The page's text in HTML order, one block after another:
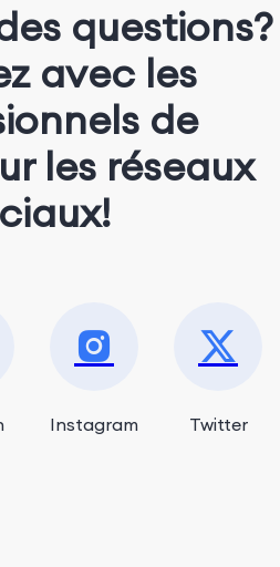
questions?
avec les
de
les réseaux
Instagram Twitter